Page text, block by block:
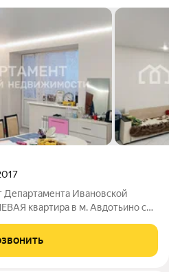
Департамента Ивановской
202,2 кв.м. Первый этаж
в себя огромную